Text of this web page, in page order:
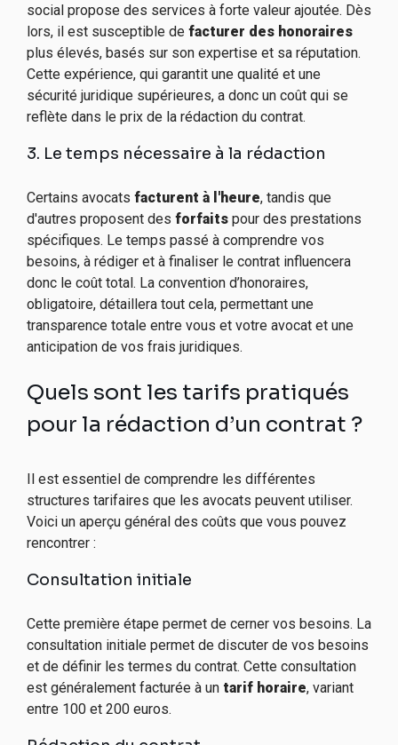
social propose des services à forte valeur ajoutée. Dès
lors, il est susceptible de facturer des honoraires
plus élevés, basés sur son expertise et sa réputation.
Cette expérience, qui garantit une qualité et une
sécurité juridique supérieures, a donc un coût qui se
reflète dans le prix de la rédaction du contrat.
3. Le temps nécessaire à la rédaction
Certains avocats facturent à l'heure, tandis que
d'autres proposent des forfaitspour des prestations
spécifiques. Le temps passé à comprendre vos
besoins, à rédiger et à finaliser le contrat influencera
donc le coût total. La convention d’honoraires,
obligatoire, détaillera tout cela, permettant une
transparence totale entre vous et votre avocat et une
anticipation de vos frais juridiques.
Quels sont les tarifs pratiqués
pour la rédaction d’un contrat ?
Il est essentiel de comprendre les différentes
structures tarifaires que les avocats peuvent utiliser.
Voici un aperçu général des coûts que vous pouvez
rencontrer :
Consultation initiale
Cette première étape permet de cerner vos besoins. La
consultation initiale permet de discuter de vos besoins
et de définir les termes du contrat. Cette consultation
est généralement facturée à un tarif horaire, variant
entre 100 et 200 euros.